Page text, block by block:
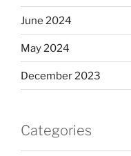
June 2024
May 2024
December 2023
Categories